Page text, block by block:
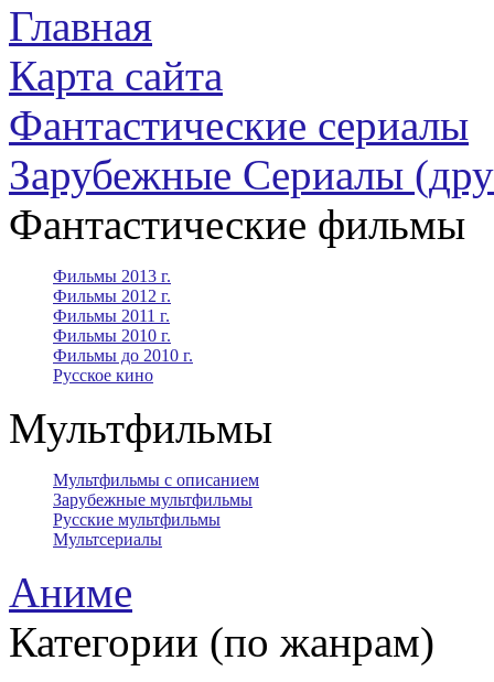
Главная
Карта сайта
Фантастические сериалы
Зарубежные Сериалы
Фантастические фильмы
Фильмы 2013 г.
Фильмы 2012 г.
Фильмы 2011 г.
Фильмы 2010 г.
Фильмы до 2010 г.
Русское кино
Мультфильмы
Мультфильмы с описанием
Зарубежные мультфильмы
Русские мультфильмы
Мультсериалы
Аниме
Категории (по жанрам)